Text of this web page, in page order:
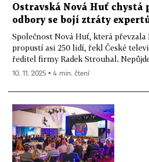
Ostravská Nová Huť chystá
odbory se bojí ztráty
Společnost Nová Huť, která převzala
propustí asi 250 lidí, řekl České
ředitel firmy Radek Strouhal.
10. 11. 2025 ▪ 4 min. čtení